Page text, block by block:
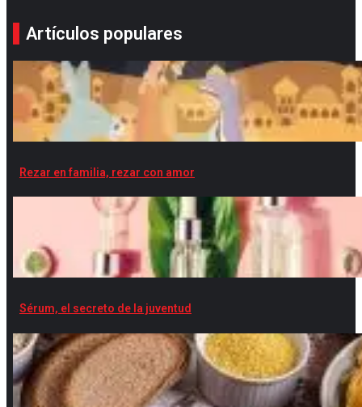
Artículos populares
Rezar en familia, rezar con amor
Sérum, el secreto de la juventud